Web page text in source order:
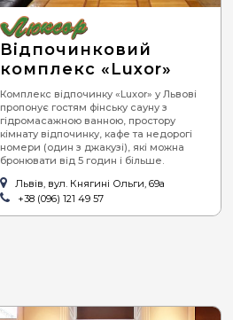
Відпочинковий
комплекс «Luxor»
Комплекс відпочинку «Luxor» у Львові
пропонує гостям фінську сауну з
гідромасажною ванною, простору
кімнату відпочинку, кафе та недорогі
номери (один з джакузі), які можна
бронювати від 5 годин і більше.
Львів, вул. Княгині Ольги, 69а
+38 (096) 121 49 57